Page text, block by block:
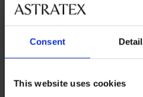
Consent
This website uses cookies